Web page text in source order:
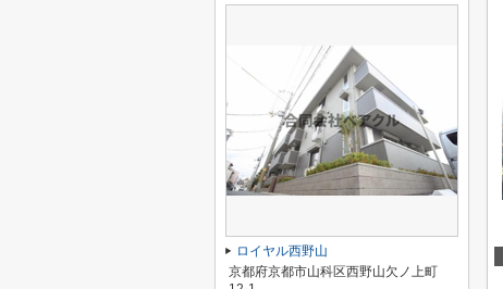
ロイヤル西野山
京都府京都市山科区西野山欠ノ上町